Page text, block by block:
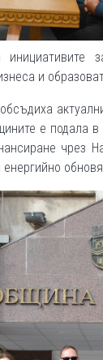
и
е подала
чрез
енергийно